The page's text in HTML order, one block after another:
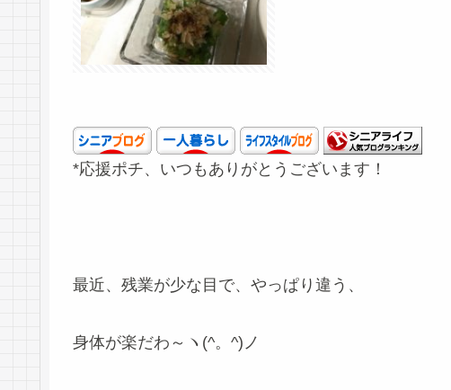
*応援ポチ、いつもありがとうございます！
最近、残業が少な目で、やっぱり違う、
身体が楽だわ～ヽ(^。^)ノ